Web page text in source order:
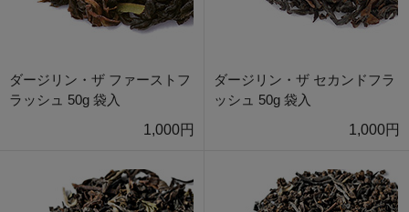
ダージリン・ザ ファーストフ
ラッシュ 50g 袋入
1,000円
ダージリン・ザ セカンドフラ
ッシュ 50g 袋入
1,000円